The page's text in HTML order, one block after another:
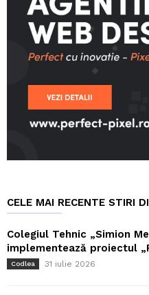
CELE MAI RECENTE STIRI
Colegiul Tehnic „Simion
implementează proiectul
Codlea 31 iulie 2026